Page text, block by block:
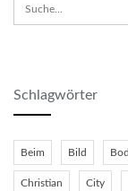
Schlagwörter
Beim Bild
Christian City